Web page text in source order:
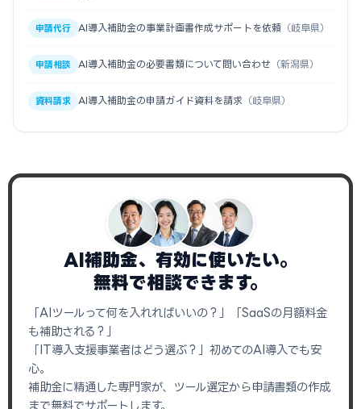
申請代行 AI導入補助金の事業計画書作成サポートを依頼 （岐阜県）
申請相談 AI導入補助金の必要書類について問い合わせ （新潟県）
資料請求 AI導入補助金の申請ガイド資料を請求 （岐阜県）
AI補助金、有効に使いたい。
無料で相談できます。
「AIツールって何を入れればいいの？」「SaaSの月額料金
も補助される？」
「IT導入支援事業者はどう選ぶ？」初めてのAI導入でも安
心。
補助金に精通した専門家が、ツール選定から申請書類の作成
まで無料でサポートします。